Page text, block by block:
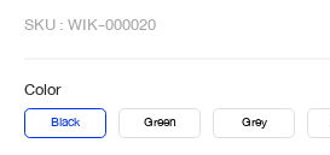
SKU : WIK-000020
Color
Black Green Grey